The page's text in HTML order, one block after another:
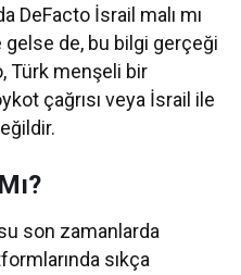
DeFacto İsrail malı mı
de, bu bilgi gerçeği
Türk menşeli bir
çağrısı veya İsrail ile
son zamanlarda
sıkça